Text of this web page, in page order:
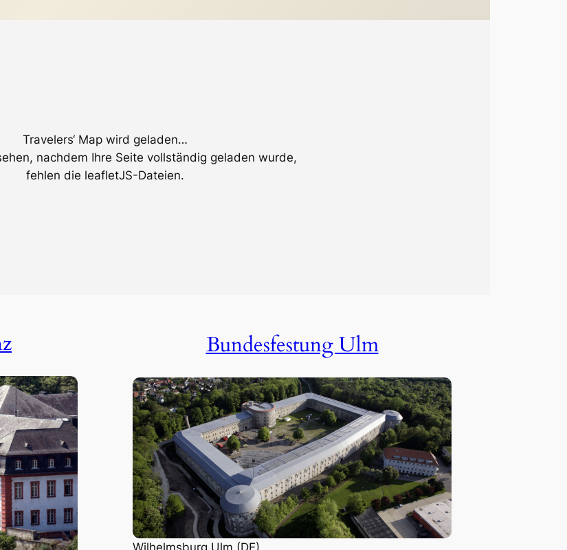
Travelers‘ Map wird geladen…
nachdem Ihre Seite vollständig geladen wurde,
fehlen die leafletJS-Dateien.
Bundesfestung Ulm